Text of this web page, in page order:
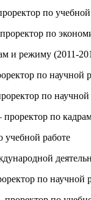
по учебной
по
и режиму (2011-
по научной
по научной
по
работе
по научной